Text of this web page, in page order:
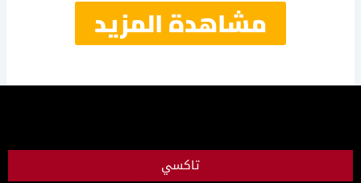
مشاهدة المزيد
تاكسي